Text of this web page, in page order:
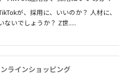
が、採用に、いいのか？ 人材に、
ないでしょうか？ Z世.....
ラインショッピング